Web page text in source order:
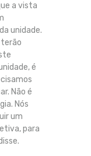
a vista
unidade.
terão
é
Não é
Nós
um
para